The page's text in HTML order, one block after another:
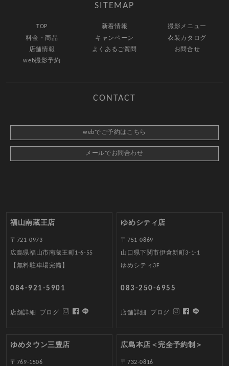
SITEMAP
TOP 新着情報
撮影メニュー
料金・商品
キャンペーン
衣装カタログ
店舗情報
よくあるご質問
お問合せ
web撮影予約
CONTACT
webでご予約はこちら
メールでお問合わせ
福山南蔵王店
〒721-0973
広島県福山市南蔵王町1-6-55
【無料駐車場完備】
084-921-5901
店舗詳細 ブログ
ゆめシティ店
〒751-0869
山口県下関市伊倉新町3-1-1
ゆめシティ3F
083-250-6955
店舗詳細 ブログ
ゆめタウン三豊店
〒769-1506
広島本店＜完全予約制＞
〒732-0816